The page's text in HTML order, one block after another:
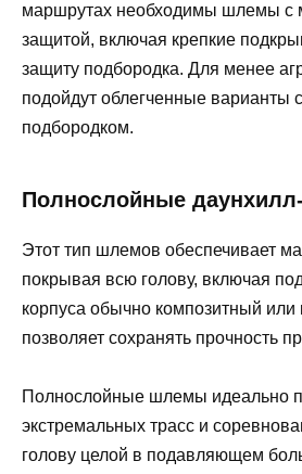
маршрутах необходимы шлемы с
защитой, включая крепкие
защиту подбородка. Для менее
подойдут облегченные варианты
подбородком.
Полнослойные
Этот тип шлемов обеспечивает
покрывая всю голову, включая
корпуса обычно композитный или
позволяет сохранять прочность
Полнослойные шлемы идеально
экстремальных трасс и
голову целой в подавляющем